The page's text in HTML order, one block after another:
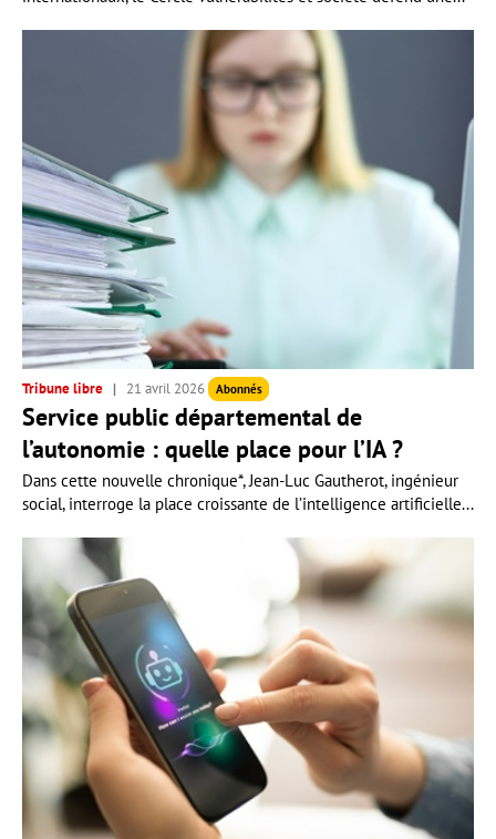
Tribune libre 21 avril 2026 Abonnés
Service public départemental de
l’autonomie : quelle place pour l’IA ?
Dans cette nouvelle chronique*, Jean-Luc Gautherot, ingénieur
social, interroge la place croissante de l’intelligence artificielle...